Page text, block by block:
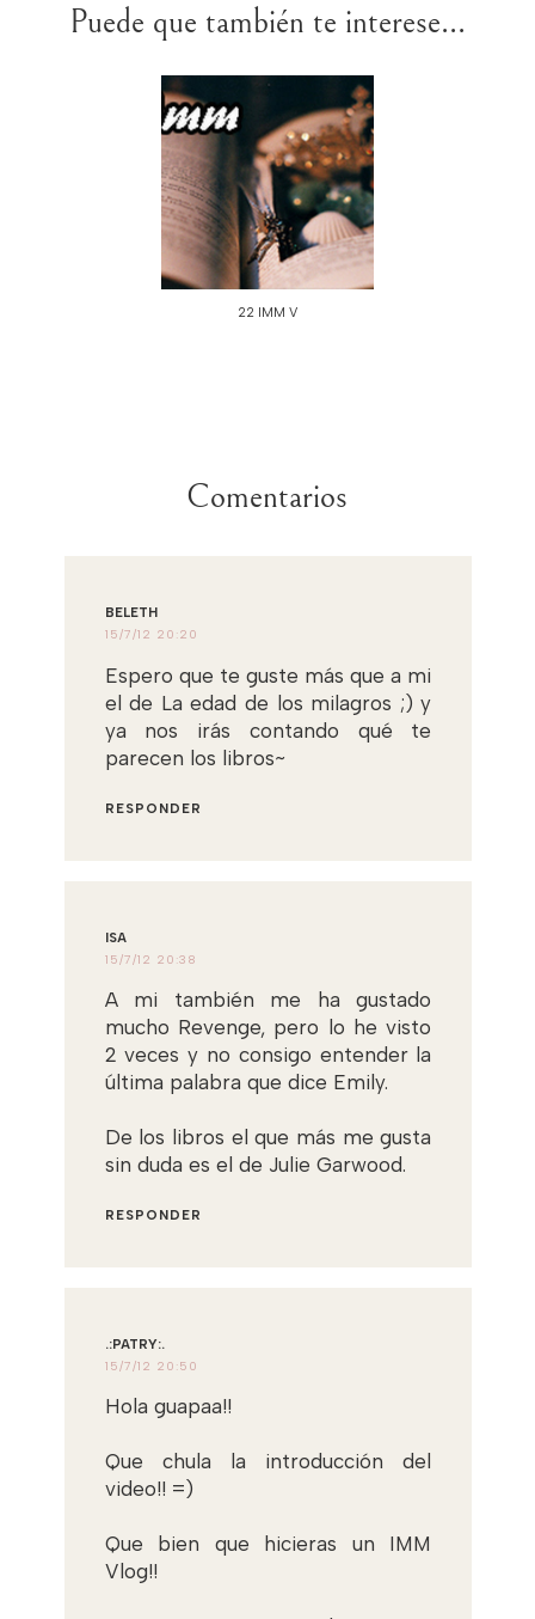
Puede que también te interese...
22 IMM V
Comentarios
BELETH
15/7/12 20:20
Espero que te guste más que a mi
el de La edad de los milagros ;) y
ya nos irás contando qué te
parecen los libros~
RESPONDER
ISA
15/7/12 20:38
A mi también me ha gustado
mucho Revenge, pero lo he visto
2 veces y no consigo entender la
última palabra que dice Emily.
De los libros el que más me gusta
sin duda es el de Julie Garwood.
RESPONDER
.:PATRY:.
15/7/12 20:50
Hola guapaa!!
Que chula la introducción del
video!! =)
Que bien que hicieras un IMM
Vlog!!